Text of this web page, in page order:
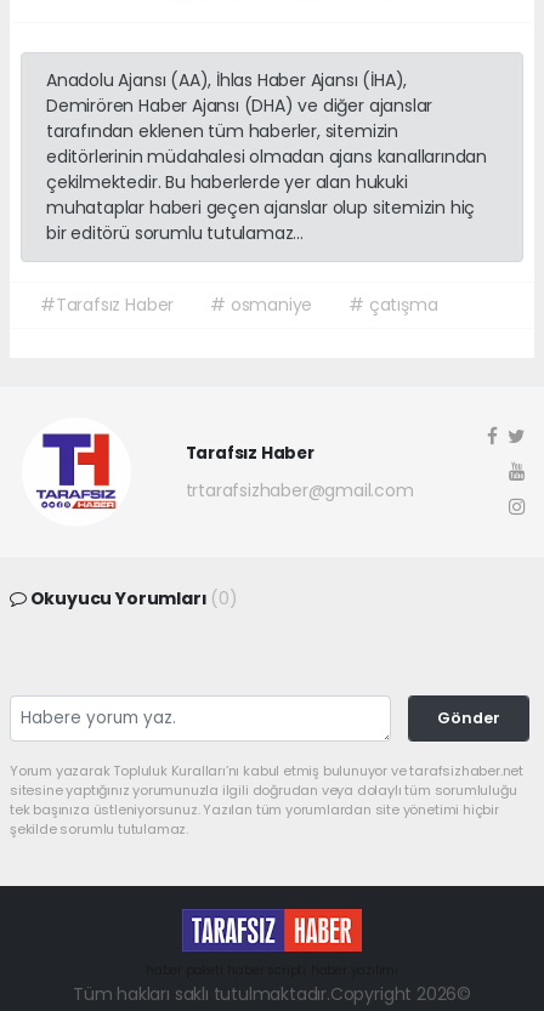
Anadolu Ajansı (AA), İhlas Haber Ajansı (İHA),
Demirören Haber Ajansı (DHA) ve diğer ajanslar
tarafından eklenen tüm haberler, sitemizin
editörlerinin müdahalesi olmadan ajans kanallarından
çekilmektedir. Bu haberlerde yer alan hukuki
muhataplar haberi geçen ajanslar olup sitemizin hiç
bir editörü sorumlu tutulamaz...
#Tarafsız Haber # osmaniye # çatışma
Tarafsız Haber
trtarafsizhaber@gmail.com
Okuyucu Yorumları (0)
Gönder
Yorum yazarak Topluluk Kuralları’nı kabul etmiş bulunuyor ve tarafsizhaber.net
sitesine yaptığınız yorumunuzla ilgili doğrudan veya dolaylı tüm sorumluluğu
tek başınıza üstleniyorsunuz. Yazılan tüm yorumlardan site yönetimi hiçbir
şekilde sorumlu tutulamaz.
Tüm hakları saklı tutulmaktadır.Copyright 2026©